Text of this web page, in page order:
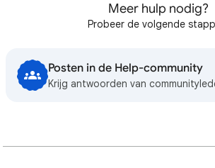
Meer hulp nodig?
Probeer de volgende
Posten in de Help-community
Krijg antwoorden van